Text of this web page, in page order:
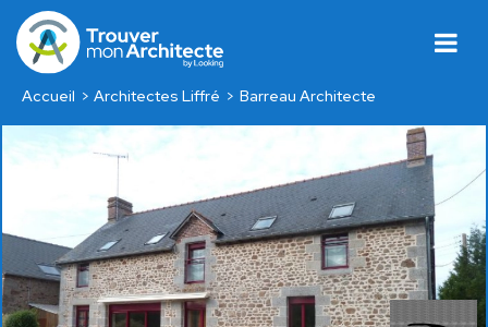
Accueil Architectes Liffré Barreau Architecte